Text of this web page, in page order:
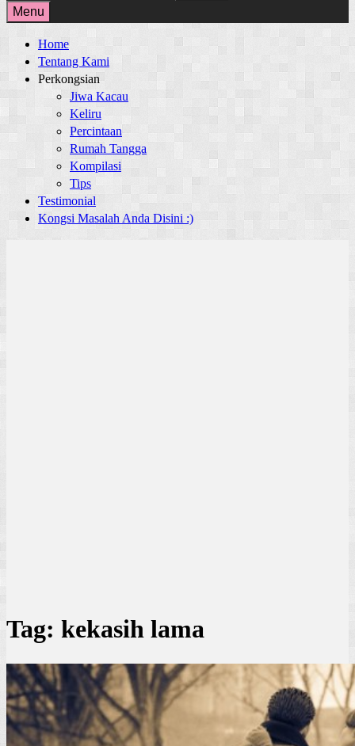
for:
Menu
Home
Tentang Kami
Perkongsian
Jiwa Kacau
Keliru
Percintaan
Rumah Tangga
Kompilasi
Tips
Testimonial
Kongsi Masalah Anda Disini :)
Tag: kekasih lama